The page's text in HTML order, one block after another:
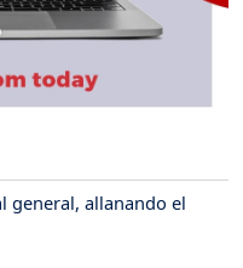
general, allanando el